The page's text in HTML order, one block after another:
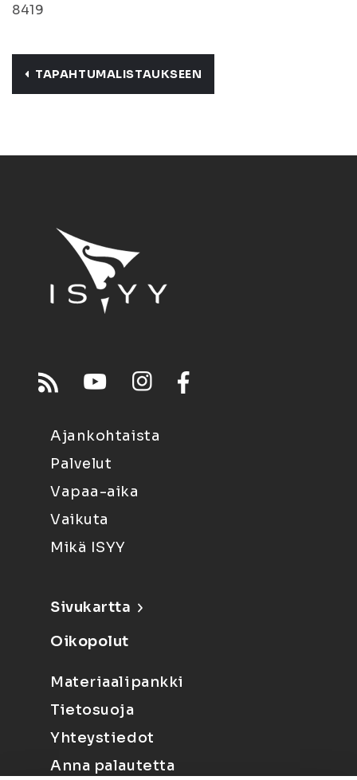
8419
TAPAHTUMALISTAUKSEEN
Ajankohtaista
Palvelut
Vapaa-aika
Vaikuta
Mikä ISYY
Sivukartta
Oikopolut
Materiaalipankki
Tietosuoja
Yhteystiedot
Anna palautetta